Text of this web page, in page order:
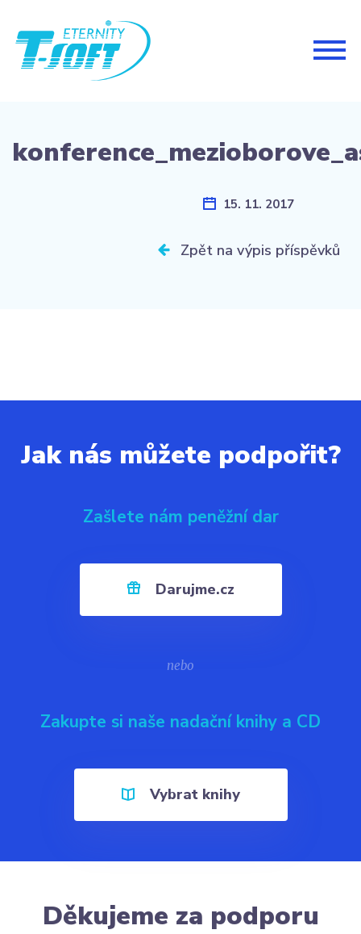
15. 11. 2017
Zpět na výpis příspěvků
Jak nás můžete podpořit?
Zašlete nám peněžní dar
Darujme.cz
nebo
Zakupte si naše nadační knihy a CD
Vybrat knihy
Děkujeme za podporu